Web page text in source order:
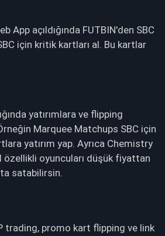
App açıldığında FUTBIN'den SBC
için kritik kartları al. Bu kartlar
yatırımlara ve flipping
Marquee Matchups SBC için
yatırım yap. Ayrıca Chemistry
özellikli oyuncuları düşük fiyattan
satabilirsin.
trading, promo kart flipping ve link